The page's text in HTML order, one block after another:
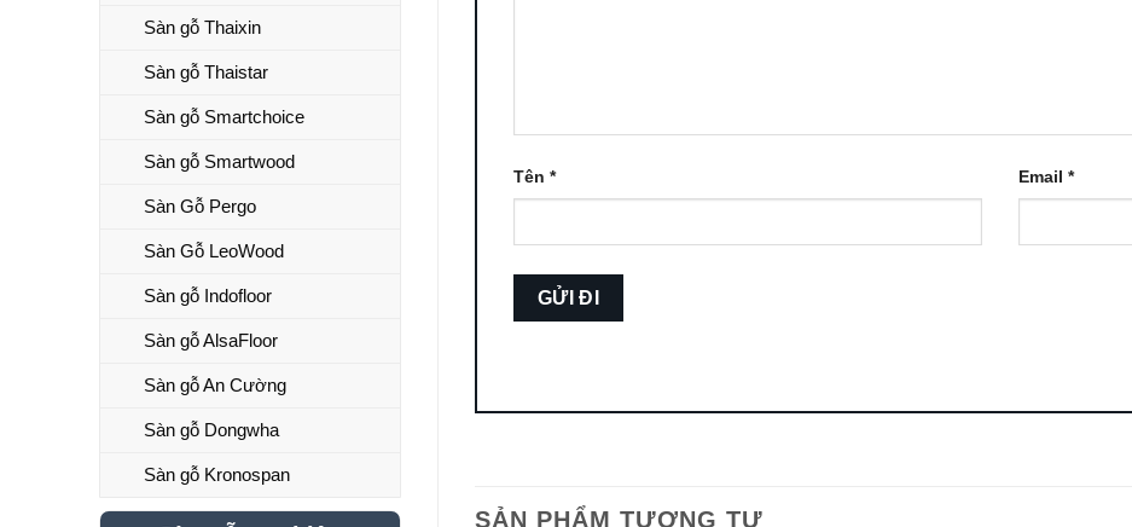
Sàn gỗ Thaixin
Sàn gỗ Thaistar
Sàn gỗ Smartchoice
Sàn gỗ Smartwood
Sàn Gỗ Pergo
Sàn Gỗ LeoWood
Sàn gỗ Indofloor
Sàn gỗ AlsaFloor
Sàn gỗ An Cường
Sàn gỗ Dongwha
Sàn gỗ Kronospan
Tên * Email *
SẢN PHẨM TƯƠNG TỰ